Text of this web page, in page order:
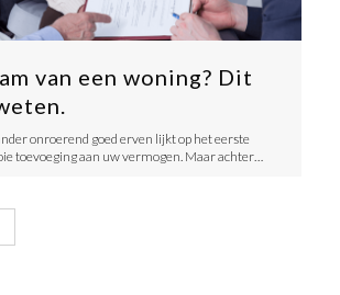
van een woning? Dit
onroerend goed erven lijkt op het eerste
toevoeging aan uw vermogen. Maar achter…